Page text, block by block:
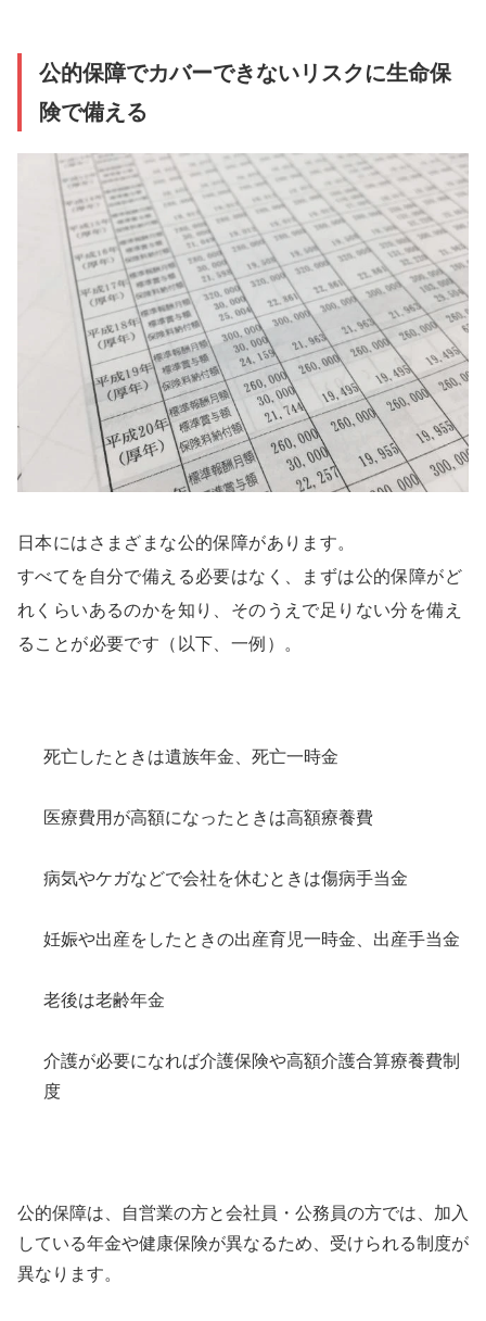
公的保障でカバーできないリスクに生命保
険で備える
日本にはさまざまな公的保障があります。
すべてを自分で備える必要はなく、まずは公的保障がど
れくらいあるのかを知り、そのうえで足りない分を備え
ることが必要です（以下、一例）。
死亡したときは遺族年金、死亡一時金
医療費用が高額になったときは高額療養費
病気やケガなどで会社を休むときは傷病手当金
妊娠や出産をしたときの出産育児一時金、出産手当金
老後は老齢年金
介護が必要になれば介護保険や高額介護合算療養費制
度
公的保障は、自営業の方と会社員・公務員の方では、加入
している年金や健康保険が異なるため、受けられる制度が
異なります。